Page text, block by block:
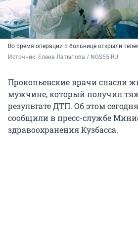
Во время операции в больнице открыли
Источник: Елена Латыпова / NGS55.RU
Прокопьевские врачи спасли
мужчине, который получил
результате ДТП. Об этом
сообщили в пресс-службе
здравоохранения Кузбасса.